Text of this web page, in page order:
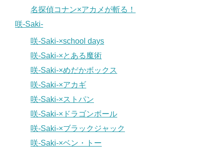
名探偵コナン×アカメが斬る！
咲-Saki-
咲-Saki-×school days
咲-Saki-×とある魔術
咲-Saki-×めだかボックス
咲-Saki-×アカギ
咲-Saki-×ストパン
咲-Saki-×ドラゴンボール
咲-Saki-×ブラックジャック
咲-Saki-×ベン・トー